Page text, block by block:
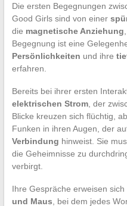
Die ersten Begegnungen
Good Girls sind von einer
die magnetische Anziehung
Begegnung ist eine
Persönlichkeiten und ihre
erfahren.
Bereits bei ihrer ersten
elektrischen Strom, der
Blicke kreuzen sich flüchtig,
Funken in ihren Augen, der
Verbindung hinweist. Sie
die Geheimnisse zu
verbirgt.
Ihre Gespräche erweisen
und Maus , bei dem jedes